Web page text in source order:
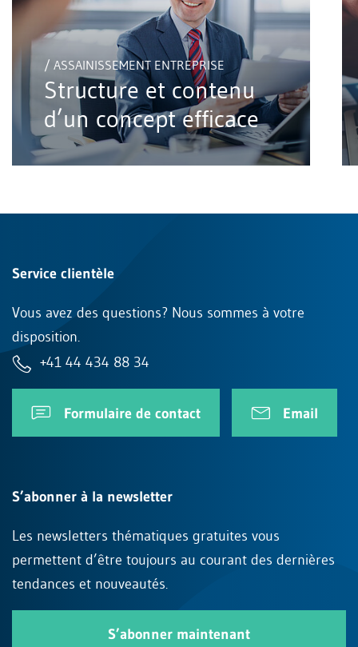
/ ASSAINISSEMENT ENTREPRISE
Structure et contenu
d’un concept efficace
Service clientèle
Vous avez des questions? Nous sommes à votre
disposition.
+41 44 434 88 34
Formulaire de contact Email
S’abonner à la newsletter
Les newsletters thématiques gratuites vous
permettent d’être toujours au courant des dernières
tendances et nouveautés.
S’abonner maintenant